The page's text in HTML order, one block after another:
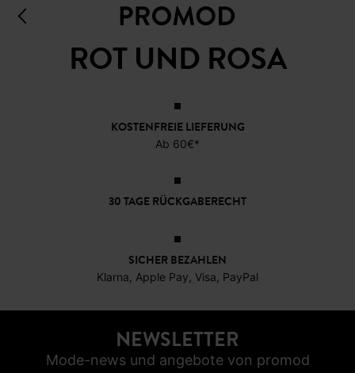
ROT UND ROSA
KOSTENFREIE LIEFERUNG
Ab 60€*
30 TAGE RÜCKGABERECHT
SICHER BEZAHLEN
Klarna, Apple Pay, Visa, PayPal
NEWSLETTER
Mode-news und angebote von promod